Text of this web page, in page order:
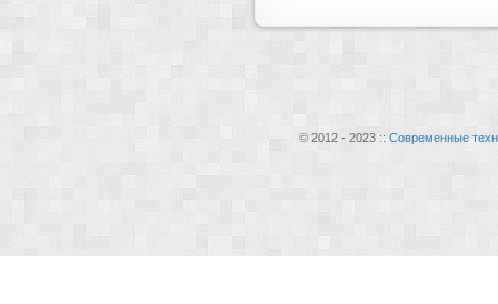
© 2012 - 2023 :: Современные